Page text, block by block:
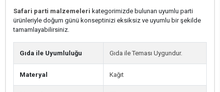
Safari parti malzemeleri kategorimizde bulunan uyumlu parti
ürünleriyle doğum günü konseptinizi eksiksiz ve uyumlu bir şekilde
tamamlayabilirsiniz.
Gıda ile Uyumluluğu Gıda ile Teması Uygundur.
Materyal Kağıt